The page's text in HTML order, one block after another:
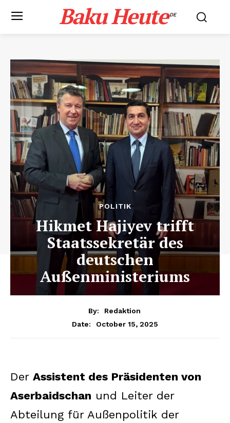
Baku Heute.DE
POLITIK
Hikmet Hajiyev trifft
Staatssekretär des
deutschen
Außenministeriums
By:
Redaktion
Date:
October 15, 2025
Der Assistent des Präsidenten von
Aserbaidschan und Leiter der
Abteilung für Außenpolitik der